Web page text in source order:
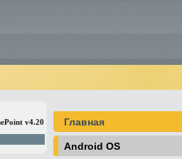
v4.20 Главная
Android OS